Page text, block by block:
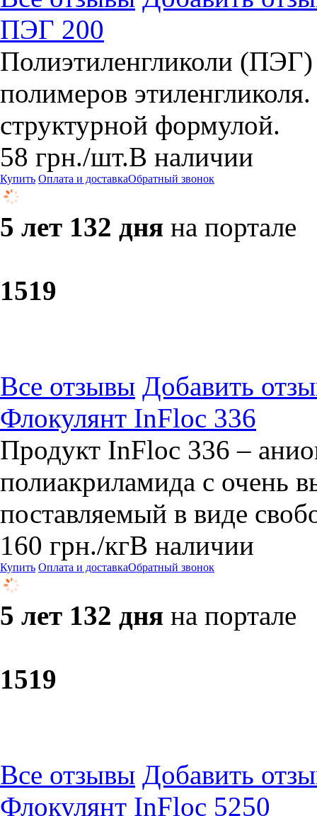
ПЭГ 200
Полиэтиленгликоли (ПЭГ)
полимеров
структурной формулой.
58 грн./шт.В наличии
Купить Оплата и доставкаОбратный звонок
5 лет 132 дня на портале
1519
Все отзывы Добавить
Флокулянт InFloc 336
Продукт InFloc 336 –
полиакриламида с очень
поставляемый в виде
160 грн./кгВ наличии
Купить Оплата и доставкаОбратный звонок
5 лет 132 дня на портале
1519
Все отзывы Добавить
Флокулянт InFloc 5250